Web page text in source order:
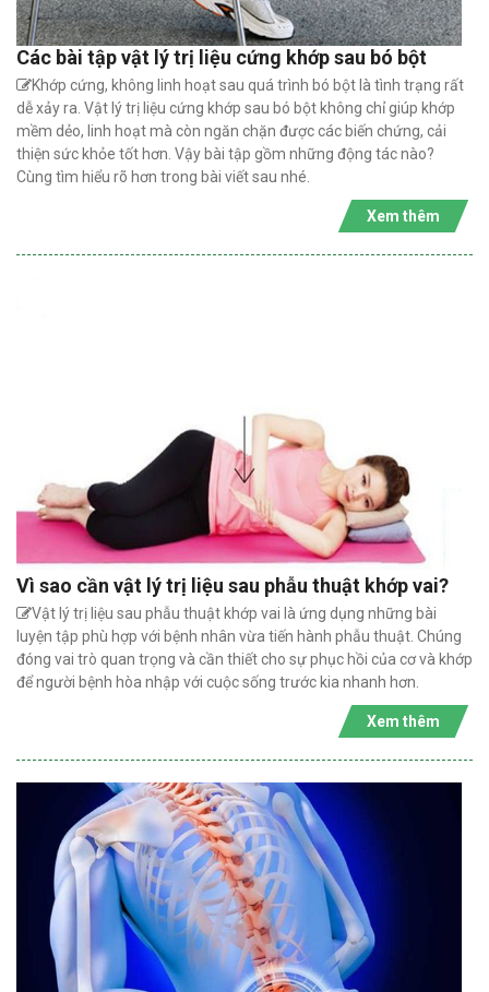
Các bài tập vật lý trị liệu cứng khớp sau bó bột
Khớp cứng, không linh hoạt sau quá trình bó bột là tình trạng rất
dễ xảy ra. Vật lý trị liệu cứng khớp sau bó bột không chỉ giúp khớp
mềm dẻo, linh hoạt mà còn ngăn chặn được các biến chứng, cải
thiện sức khỏe tốt hơn. Vậy bài tập gồm những động tác nào?
Cùng tìm hiểu rõ hơn trong bài viết sau nhé.
Xem thêm
Vì sao cần vật lý trị liệu sau phẫu thuật khớp vai?
Vật lý trị liệu sau phẫu thuật khớp vai là ứng dụng những bài
luyện tập phù hợp với bệnh nhân vừa tiến hành phẫu thuật. Chúng
đóng vai trò quan trọng và cần thiết cho sự phục hồi của cơ và khớp
để người bệnh hòa nhập với cuộc sống trước kia nhanh hơn.
Xem thêm